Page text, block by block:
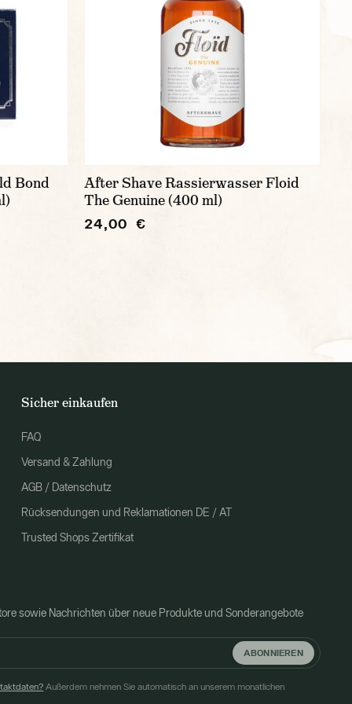
Bond
After Shave Rassierwasser Floid
The Genuine (400 ml)
24,00 €
Sicher einkaufen
FAQ
Versand & Zahlung
AGB / Datenschutz
Rücksendungen und Reklamationen DE / AT
Trusted Shops Zertifikat
sowie Nachrichten über neue Produkte und Sonderangebote
ABONNIEREN
Außerdem nehmen Sie automatisch an unserem monatlichen